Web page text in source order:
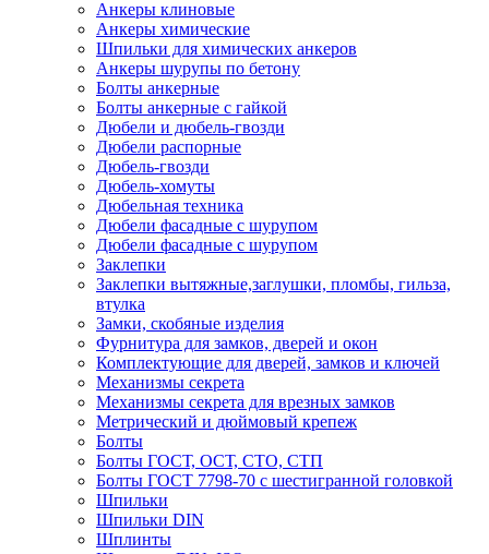
Анкеры клиновые
Анкеры химические
Шпильки для химических анкеров
Анкеры шурупы по бетону
Болты анкерные
Болты анкерные с гайкой
Дюбели и дюбель-гвозди
Дюбели распорные
Дюбель-гвозди
Дюбель-хомуты
Дюбельная техника
Дюбели фасадные с шурупом
Дюбели фасадные с шурупом
Заклепки
Заклепки вытяжные,заглушки, пломбы, гильза,
втулка
Замки, скобяные изделия
Фурнитура для замков, дверей и окон
Комплектующие для дверей, замков и ключей
Механизмы секрета
Механизмы секрета для врезных замков
Метрический и дюймовый крепеж
Болты
Болты ГОСТ, ОСТ, СТО, СТП
Болты ГОСТ 7798-70 с шестигранной головкой
Шпильки
Шпильки DIN
Шплинты